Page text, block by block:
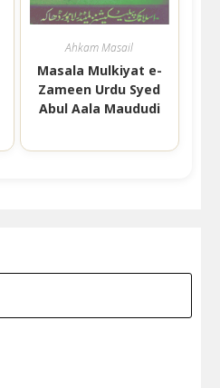
Ahkam Masail
Masala Mulkiyat e-
Zameen Urdu Syed
Abul Aala Maududi